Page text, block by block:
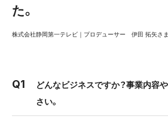
た。
株式会社静岡第一テレビ｜プロデューサー 伊田 拓矢さま
どんなビジネスですか？事業内容
さい。